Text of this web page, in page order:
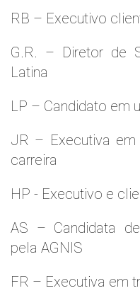
RB – Executivo
G.R. – Diretor de
Latina
LP – Candidato em
JR – Executiva
carreira
HP - Executivo e
AS – Candidata
pela AGNIS
FR – Executiva em